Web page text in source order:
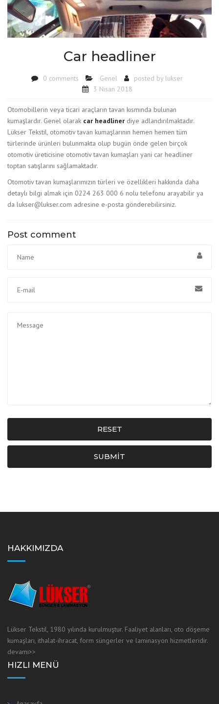
Car headliner
0 comments Genel posted by lukser
3 Nisan 2018
Otomobillerin veya ticari araçların tavan kısmında bulunan
kumaşlardır. Genel olarak car headliner diye adlandırılmaktadır.
Lükser Tekstil, otomotiv tavan kumaşlarının hemen hemen tüm
türlerinde ürünleri bulunmakta olup bugün önde gelen birçok
otomotiv üreticisine otomotiv tavan kumaşları yani car headliner
toptan satışlarını sağlamaktadır.
Otomotiv tavan kumaşlarımızın türleri ve özellikleri hakkında daha
detaylı bilgi almak için 0224 263 000 6 nolu telefonu arayabilir ya
da lukser@lukser.com adresine e-posta gönderebilirsiniz.
Post comment
RESET
SUBMIT
HAKKIMIZDA
Lükser Tekstil, 1980 yılında kurulmuştur. Faaliyet alanları, oto döşeme
kumaşları, ithalat-ihracat, form süngerler ve laminasyon hizmetleridir.
devamı>>
HIZLI MENÜ